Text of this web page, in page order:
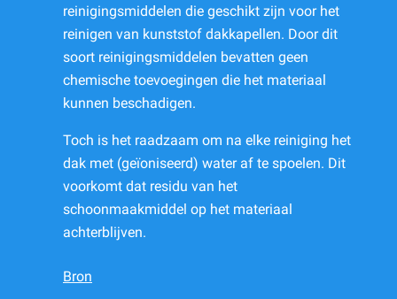
reinigingsmiddelen die geschikt zijn voor het
reinigen van kunststof dakkapellen. Door dit
soort reinigingsmiddelen bevatten geen
chemische toevoegingen die het materiaal
kunnen beschadigen.
Toch is het raadzaam om na elke reiniging het
dak met (geïoniseerd) water af te spoelen. Dit
voorkomt dat residu van het
schoonmaakmiddel op het materiaal
achterblijven.
Bron